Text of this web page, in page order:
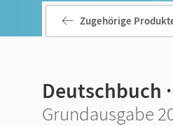
Zugehörige
Deutschbuch
Grundausgabe